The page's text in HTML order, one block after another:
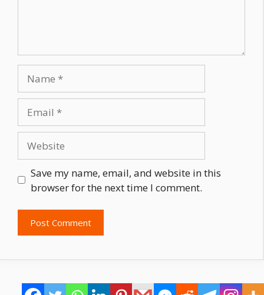
Save my name, email, and website in this
browser for the next time I comment.
© 2021 - 2026 * সুলুকসন্ধান কর্তৃক সর্বস্বত্ব সংরক্ষিত